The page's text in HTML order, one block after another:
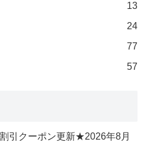
13
24
77
57
引クーポン更新★2026年8月